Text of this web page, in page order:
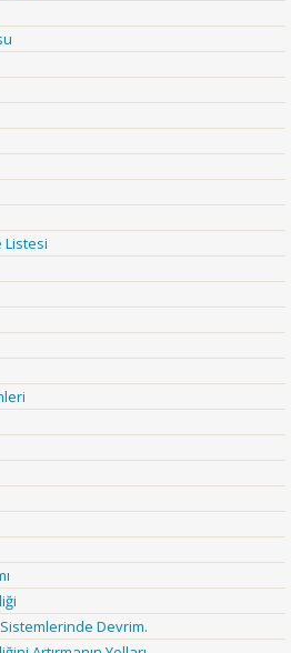
Listesi
Devrim.